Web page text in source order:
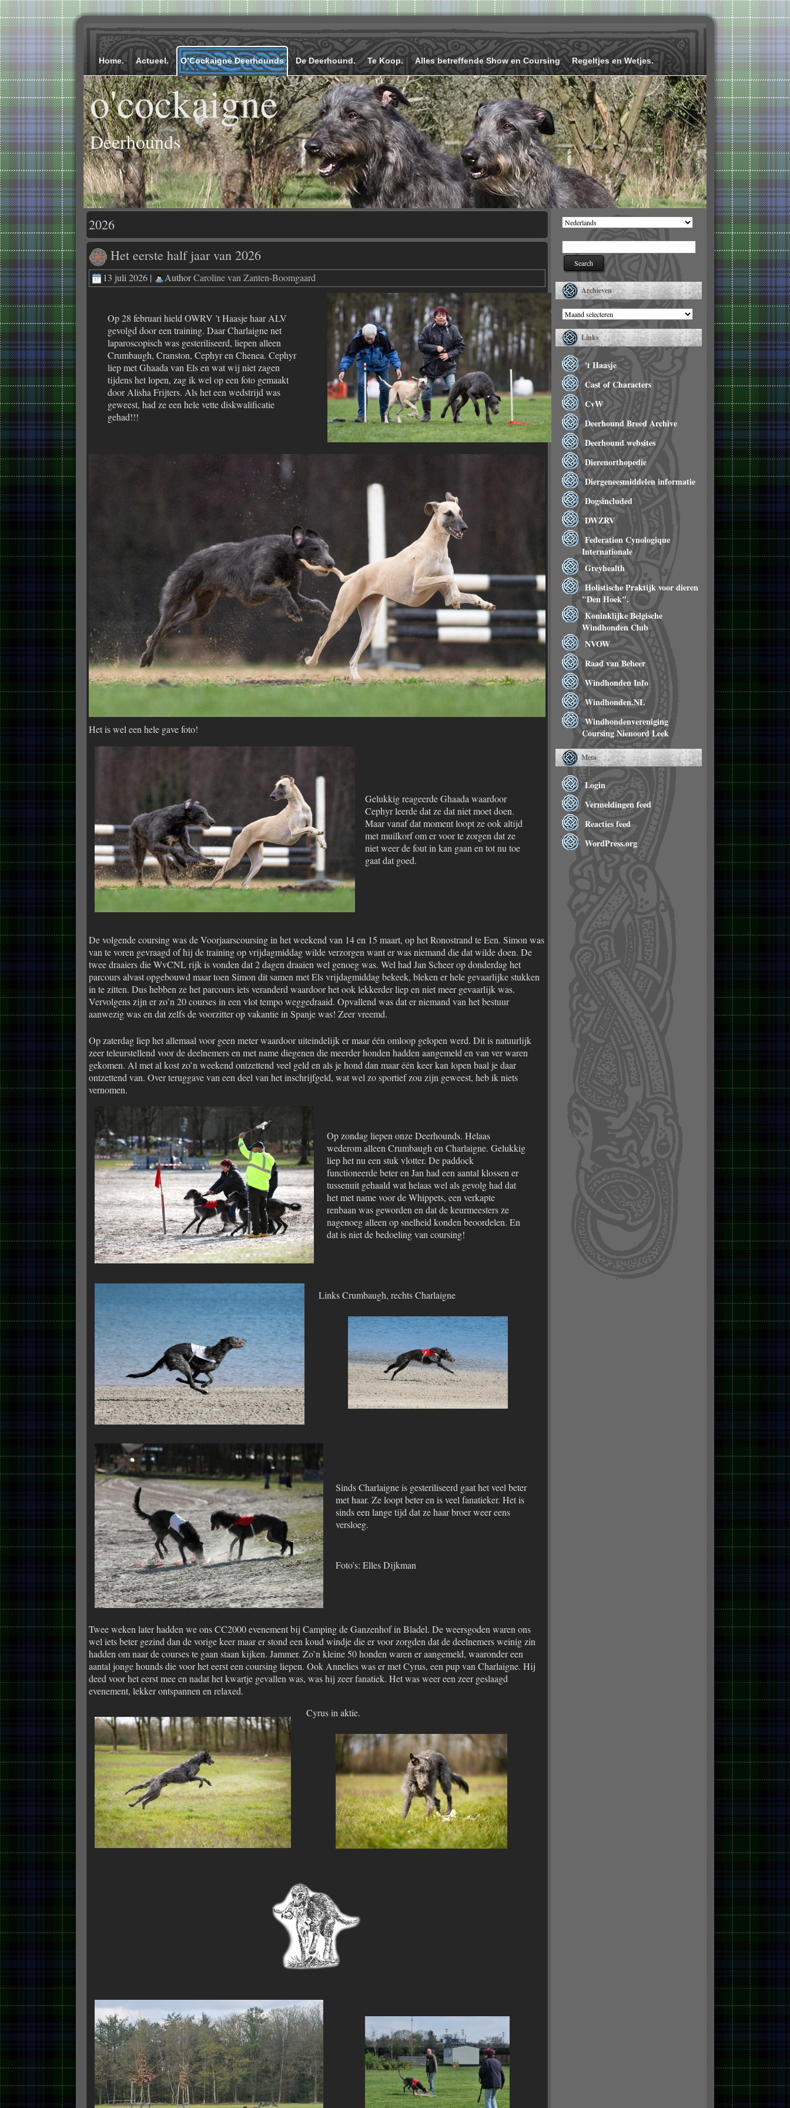
Home. Actueel. O’Cockaigne Deerhounds De Deerhound. Te Koop. Alles betreffende Show en Coursing Regeltjes en Wetjes.
o'cockaigne
Deerhounds
2026
Het eerste half jaar van 2026
13 juli 2026 | AuthorCaroline van Zanten-Boomgaard
Op 28 februari hield OWRV ’t Haasje haar ALV
gevolgd door een training. Daar Charlaigne net
laparoscopisch was gesteriliseerd, liepen alleen
Crumbaugh, Cranston, Cephyr en Chenea. Cephyr
liep met Ghaada van Els en wat wij niet zagen
tijdens het lopen, zag ik wel op een foto gemaakt
door Alisha Frijters. Als het een wedstrijd was
geweest, had ze een hele vette diskwalificatie
gehad!!!
Het is wel een hele gave foto!
Gelukkig reageerde Ghaada waardoor
Cephyr leerde dat ze dat niet moet doen.
Maar vanaf dat moment loopt ze ook altijd
met muilkorf om er voor te zorgen dat ze
niet weer de fout in kan gaan en tot nu toe
gaat dat goed.
De volgende coursing was de Voorjaarscoursing in het weekend van 14 en 15 maart, op het Ronostrand te Een. Simon was
van te voren gevraagd of hij de training op vrijdagmiddag wilde verzorgen want er was niemand die dat wilde doen. De
twee draaiers die WvCNL rijk is vonden dat 2 dagen draaien wel genoeg was. Wel had Jan Scheer op donderdag het
parcours alvast opgebouwd maar toen Simon dit samen met Els vrijdagmiddag bekeek, bleken er hele gevaarlijke stukken
in te zitten. Dus hebben ze het parcours iets veranderd waardoor het ook lekkerder liep en niet meer gevaarlijk was.
Vervolgens zijn er zo’n 20 courses in een vlot tempo weggedraaid. Opvallend was dat er niemand van het bestuur
aanwezig was en dat zelfs de voorzitter op vakantie in Spanje was! Zeer vreemd.
Op zaterdag liep het allemaal voor geen meter waardoor uiteindelijk er maar één omloop gelopen werd. Dit is natuurlijk
zeer teleurstellend voor de deelnemers en met name diegenen die meerder honden hadden aangemeld en van ver waren
gekomen. Al met al kost zo’n weekend ontzettend veel geld en als je hond dan maar één keer kan lopen baal je daar
ontzettend van. Over teruggave van een deel van het inschrijfgeld, wat wel zo sportief zou zijn geweest, heb ik niets
vernomen.
Op zondag liepen onze Deerhounds. Helaas
wederom alleen Crumbaugh en Charlaigne. Gelukkig
liep het nu een stuk vlotter. De paddock
functioneerde beter en Jan had een aantal klossen er
tussenuit gehaald wat helaas wel als gevolg had dat
het met name voor de Whippets, een verkapte
renbaan was geworden en dat de keurmeesters ze
nagenoeg alleen op snelheid konden beoordelen. En
dat is niet de bedoeling van coursing!
Links Crumbaugh, rechts Charlaigne
Sinds Charlaigne is gesteriliseerd gaat het veel beter
met haar. Ze loopt beter en is veel fanatieker. Het is
sinds een lange tijd dat ze haar broer weer eens
versloeg.
Foto’s: Elles Dijkman
Twee weken later hadden we ons CC2000 evenement bij Camping de Ganzenhof in Bladel. De weersgoden waren ons
wel iets beter gezind dan de vorige keer maar er stond een koud windje die er voor zorgden dat de deelnemers weinig zin
hadden om naar de courses te gaan staan kijken. Jammer. Zo’n kleine 50 honden waren er aangemeld, waaronder een
aantal jonge hounds die voor het eerst een coursing liepen. Ook Annelies was er met Cyrus, een pup van Charlaigne. Hij
deed voor het eerst mee en nadat het kwartje gevallen was, was hij zeer fanatiek. Het was weer een zeer geslaagd
evenement, lekker ontspannen en relaxed.
Cyrus in aktie.
Kies
taal
Archieven
Archieven
Links
't Haasje
Cast of Characters
CvW
Deerhound Breed Archive
Deerhound websites
Dierenorthopedie
Diergeneesmiddelen informatie
Dogsincluded
DWZRV
Federation Cynologique
Internationale
Greyhealth
Holistische Praktijk voor dieren
"Den Hoek".
Koninklijke Belgische
Windhonden Club
NVOW
Raad van Beheer
Windhonden Info
Windhonden.NL
Windhondenvereniging
Coursing Nienoord Leek
Meta
Login
Vermeldingen feed
Reacties feed
WordPress.org